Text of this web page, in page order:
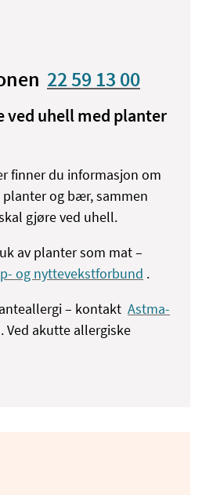
22 59 13 00
ved uhell med planter
finner du informasjon om
og bær, sammen
gjøre ved uhell.
av planter som mat –
og nyttevekstforbund .
– kontakt Astma-
. Ved akutte allergiske